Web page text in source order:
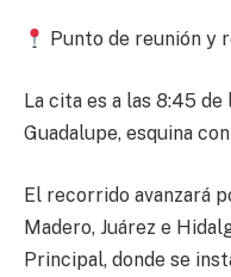
Punto de reunión y
La cita es a las 8:45 de
Guadalupe, esquina
El recorrido avanzará
Madero, Juárez e
Principal, donde se